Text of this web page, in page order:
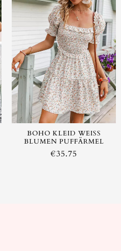
AUSVERKAUFT
BOHO KLEID WEISS B
LUMEN PUFFÄRMEL
€35.75